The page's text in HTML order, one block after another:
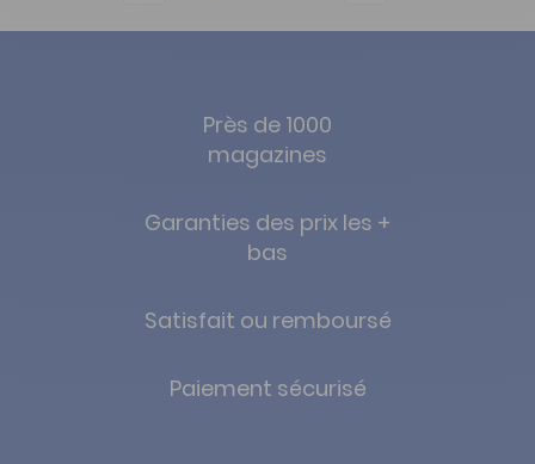
Près de 1000
magazines
Garanties des prix les +
bas
Satisfait ou remboursé
Paiement sécurisé